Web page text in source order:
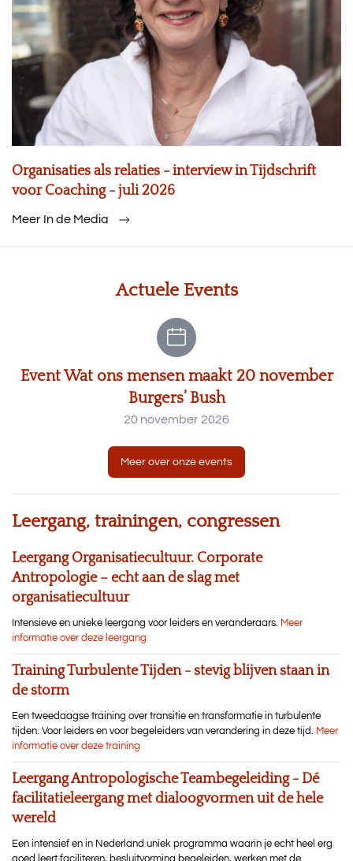
Organisaties als relaties - interview in Tijdschrift
voor Coaching - juli 2026
Meer In de Media
Actuele Events
Event Wat ons mensen maakt 20 november
Burgers’ Bush
20 november 2026
Meer over onze events
Leergang, trainingen, congressen
Leergang Organisatiecultuur. Corporate
Antropologie – echt aan de slag met
organisatiecultuur
Intensieve en unieke leergang voor leiders en veranderaars. Meer
informatie over deze leergang
Training Turbulente Tijden - stevig blijven staan in
de storm
Een tweedaagse training over transitie en transformatie in turbulente
tijden. Voor leiders en voor begeleiders van verandering in deze tijd. Meer
informatie over deze training
Leergang Antropologische Teambegeleiding - Dé
facilitatieleergang met dialoogvormen uit de hele
wereld
Een intensief en in Nederland uniek programma waarin je echt heel erg
goed leert faciliteren, besluitvorming begeleiden, werken met de